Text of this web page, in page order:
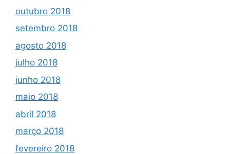
outubro 2018
setembro 2018
agosto 2018
julho 2018
junho 2018
maio 2018
abril 2018
março 2018
fevereiro 2018